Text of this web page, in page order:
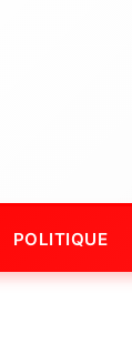
POLITIQUE